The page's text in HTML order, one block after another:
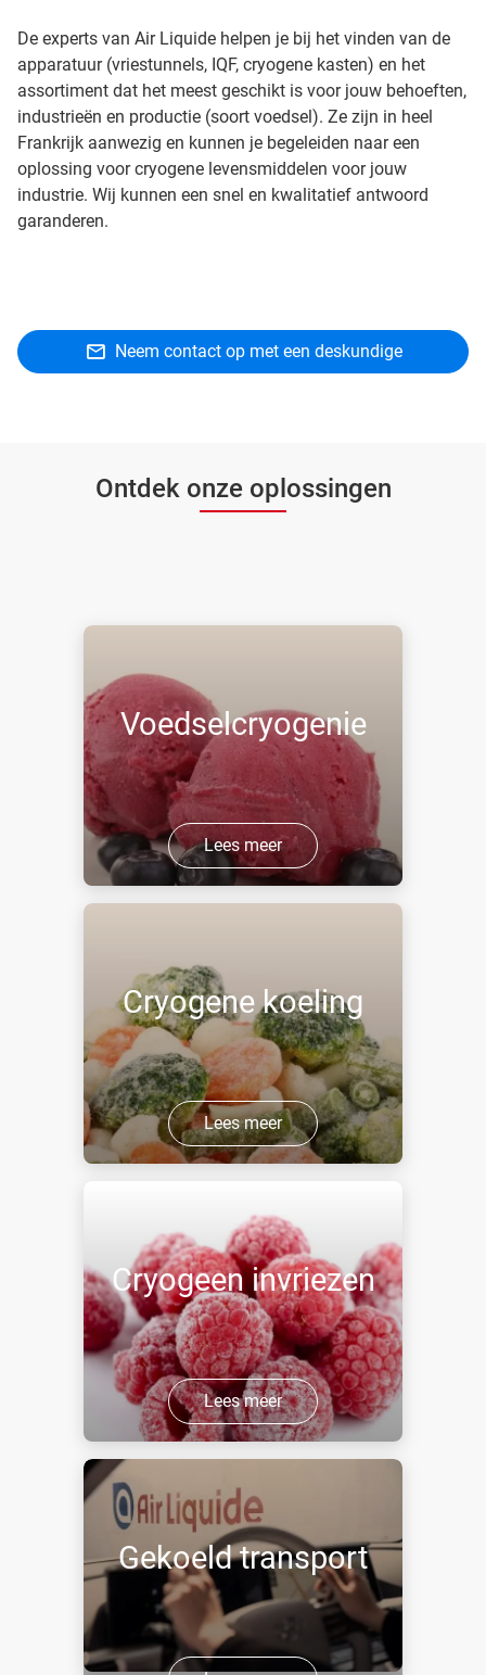
De experts van Air Liquide helpen je bij het vinden van de
apparatuur (vriestunnels, IQF, cryogene kasten) en het
assortiment dat het meest geschikt is voor jouw behoeften,
industrieën en productie (soort voedsel). Ze zijn in heel
Frankrijk aanwezig en kunnen je begeleiden naar een
oplossing voor cryogene levensmiddelen voor jouw
industrie. Wij kunnen een snel en kwalitatief antwoord
garanderen.
Neem contact op met een deskundige
Ontdek onze oplossingen
Voedselcryogenie
Lees meer
Cryogene koeling
Lees meer
Cryogeen invriezen
Lees meer
Gekoeld transport